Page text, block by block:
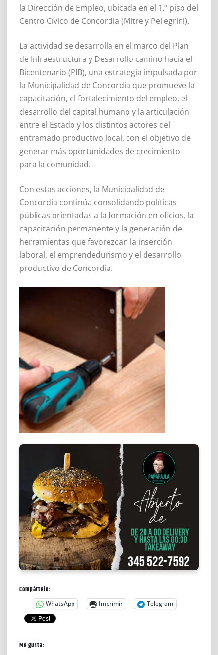
la Dirección de Empleo, ubicada en el 1.º piso del
Centro Cívico de Concordia (Mitre y Pellegrini).
La actividad se desarrolla en el marco del Plan
de Infraestructura y Desarrollo camino hacia el
Bicentenario (PIB), una estrategia impulsada por
la Municipalidad de Concordia que promueve la
capacitación, el fortalecimiento del empleo, el
desarrollo del capital humano y la articulación
entre el Estado y los distintos actores del
entramado productivo local, con el objetivo de
generar más oportunidades de crecimiento
para la comunidad.
Con estas acciones, la Municipalidad de
Concordia continúa consolidando políticas
públicas orientadas a la formación en oficios, la
capacitación permanente y la generación de
herramientas que favorezcan la inserción
laboral, el emprendedurismo y el desarrollo
productivo de Concordia.
Compártelo:
WhatsApp Imprimir Telegram
Me gusta: